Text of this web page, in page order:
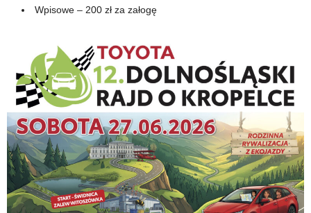
Wpisowe – 200 zł za załogę